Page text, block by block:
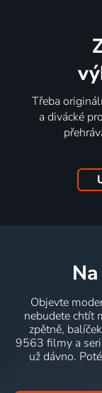
Třeba
a divácké
Objevte
nebudete chtít
zpětně,
9563 filmy a
už dávno.